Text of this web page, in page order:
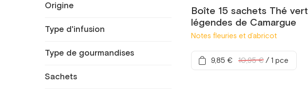
Origine
Type d'infusion
Type de gourmandises
Sachets
Boîte 15 sachets Thé vert
légendes de Camargue
Notes fleuries et d’abricot
9,85 € 10,95 € /1 pce